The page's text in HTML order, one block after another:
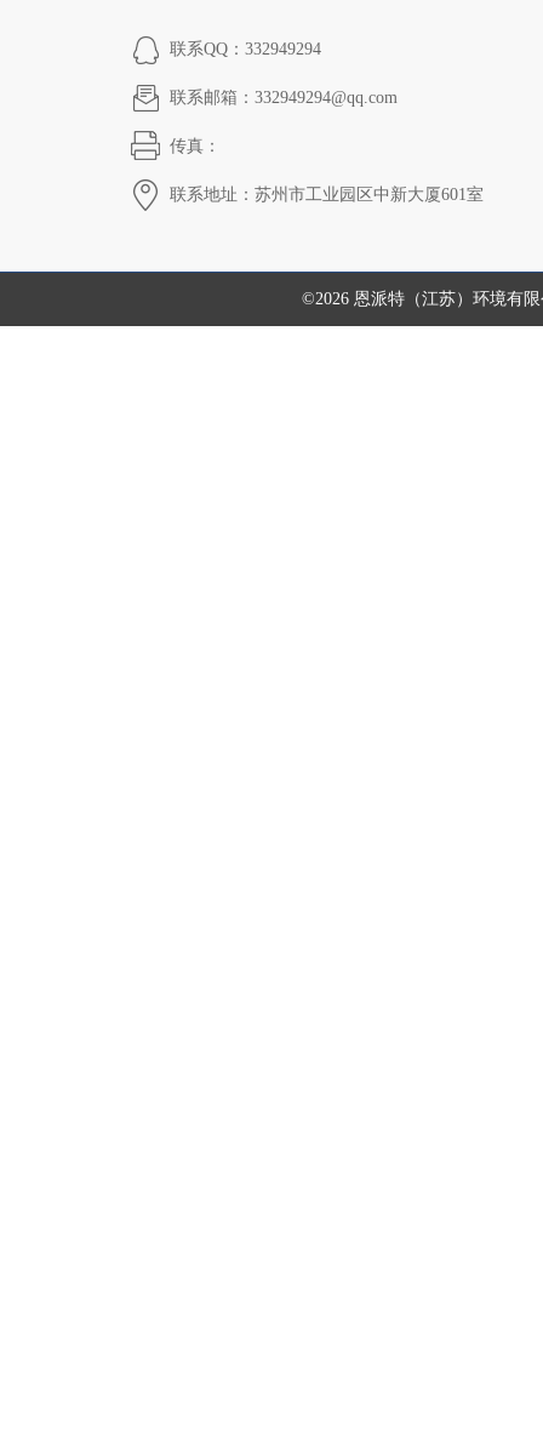
联系QQ：332949294
联系邮箱：332949294@qq.com
传真：
联系地址：苏州市工业园区中新大厦601室
©2026 恩派特（江苏）环境有